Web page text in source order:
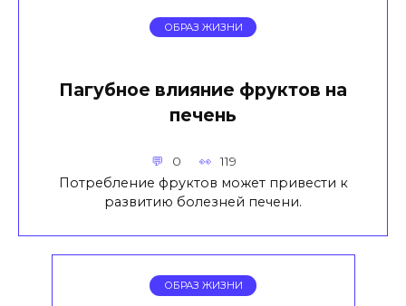
ОБРАЗ ЖИЗНИ
Пагубное влияние фруктов на
печень
0 119
Потребление фруктов может привести к
развитию болезней печени.
ОБРАЗ ЖИЗНИ